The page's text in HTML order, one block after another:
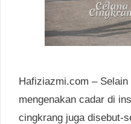
Hafiziazmi.com –
mengenakan cadar di
cingkrang juga disebut-